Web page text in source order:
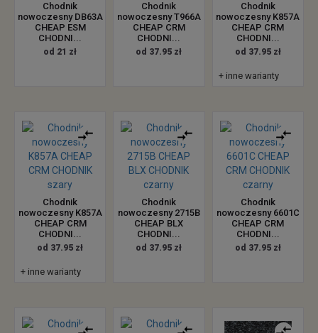
Chodnik
nowoczesny DB63A
CHEAP ESM
CHODNI...
od 21 zł
Chodnik
nowoczesny T966A
CHEAP CRM
CHODNI...
od 37.95 zł
Chodnik
nowoczesny K857A
CHEAP CRM
CHODNI...
od 37.95 zł
+ inne warianty
Chodnik
nowoczesny K857A
CHEAP CRM
CHODNI...
od 37.95 zł
+ inne warianty
Chodnik
nowoczesny 2715B
CHEAP BLX
CHODNI...
od 37.95 zł
Chodnik
nowoczesny 6601C
CHEAP CRM
CHODNI...
od 37.95 zł